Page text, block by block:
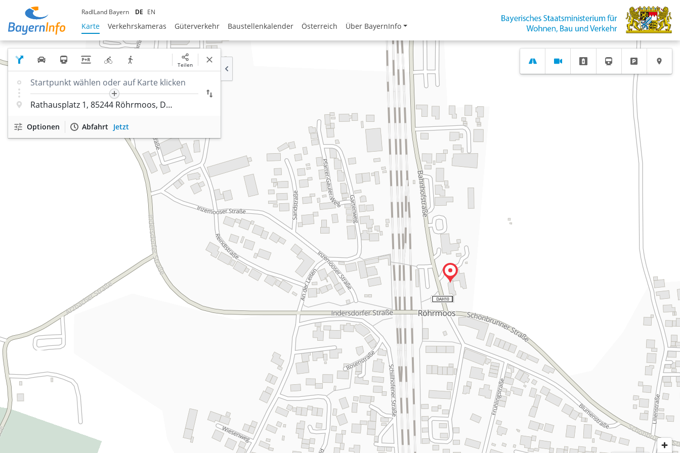
Karte Verkehrskameras Güterverkehr Baustellenkalender Österreich Über BayernInfo
RadlLand Bayern DE EN
Teilen
Optionen Abfahrt Jetzt